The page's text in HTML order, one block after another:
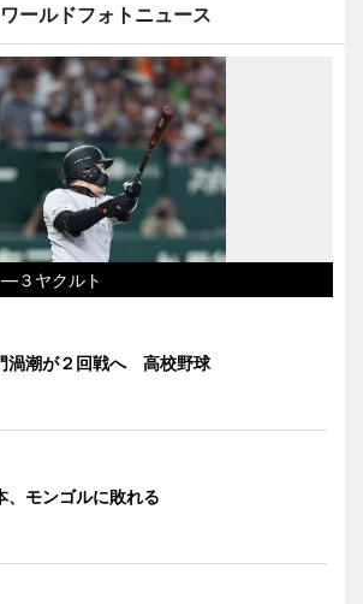
ワールドフォトニュース
３ヤクルト
渦潮が２回戦へ 高校野球
、モンゴルに敗れる